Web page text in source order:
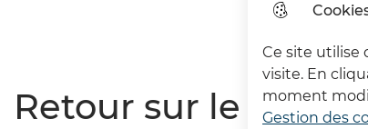
Ce site utilise
visite. En
moment
Gestion des
Retour sur le